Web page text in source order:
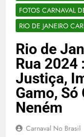
FOTOS CARNAVAL
RIO DE JANEIRO
Rio de
Rua 2024
Justiça,
Gamo,
Neném
Carnaval No Brasil